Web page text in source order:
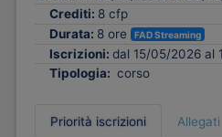
Crediti: 8 cfp
Durata: 8 ore FAD Streaming
Iscrizioni: dal 15/05/2026 al
Tipologia: corso
Priorità iscrizioni Allegati